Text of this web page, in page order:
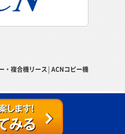
・複合機リース│ACNコピー機
上へ